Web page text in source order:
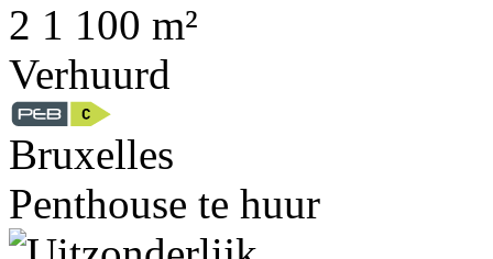
2 1 100 m²
Verhuurd
Bruxelles
Penthouse te huur